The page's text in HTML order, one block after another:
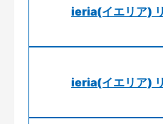
ieria(イエリア)
ieria(イエリア)